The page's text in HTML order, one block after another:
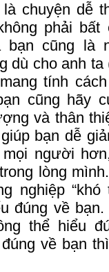
chuyện dễ
phải bất
bạn cũng là
dù cho anh ta
tính
cũng hãy
và thân
bạn dễ
người
lòng mình.
nghiệp “khó
đúng về bạn.
thể hiểu
về bạn